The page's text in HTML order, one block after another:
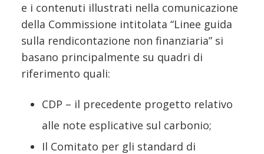
e i contenuti illustrati nella comunicazione
della Commissione intitolata “Linee guida
sulla rendicontazione non finanziaria” si
basano principalmente su quadri di
riferimento quali:
CDP – il precedente progetto relativo
alle note esplicative sul carbonio;
Il Comitato per gli standard di